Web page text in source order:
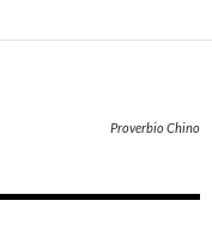
Proverbio Chino